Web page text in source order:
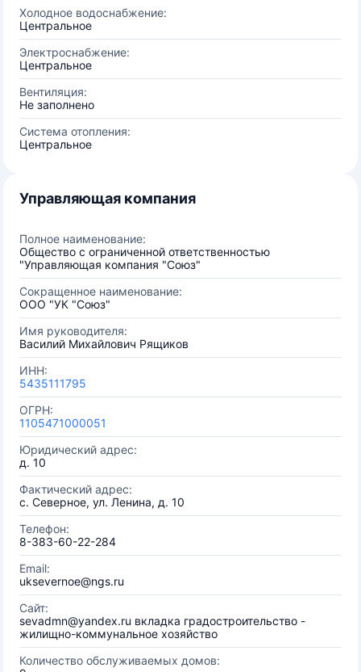
Холодное водоснабжение:
Центральное
Электроснабжение:
Центральное
Вентиляция:
Не заполнено
Система отопления:
Центральное
Управляющая компания
Полное наименование:
Общество с ограниченной ответственностью
"Управляющая компания "Союз"
Сокращенное наименование:
ООО "УК "Союз"
Имя руководителя:
Василий Михайлович Рящиков
ИНН:
5435111795
ОГРН:
1105471000051
Юридический адрес:
д. 10
Фактический адрес:
с. Северное, ул. Ленина, д. 10
Телефон:
8-383-60-22-284
Email:
uksevernoe@ngs.ru
Сайт:
sevadmn@yandex.ru вкладка градостроительство -
жилищно-коммунальное хозяйство
Количество обслуживаемых домов: